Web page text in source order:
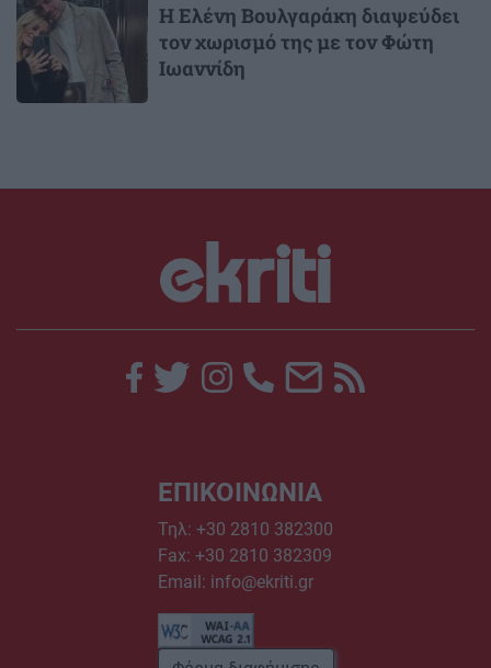
Η Ελένη Βουλγαράκη διαψεύδει
τον χωρισμό της με τον Φώτη
Ιωαννίδη
ΕΠΙΚΟΙΝΩΝΙΑ
Τηλ: +30 2810 382300
Fax: +30 2810 382309
Email: info@ekriti.gr